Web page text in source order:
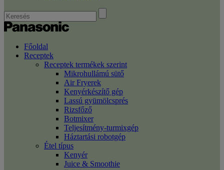
Főoldal
Receptek
Receptek termékek szerint
Mikrohullámú sütő
Air Fryerek
Kenyérkészítő gép
Lassú gyümölcsprés
Rizsfőző
Botmixer
Teljesítmény-turmixgép
Háztartási robotgép
Étel típus
Kenyér
Juice & Smoothie